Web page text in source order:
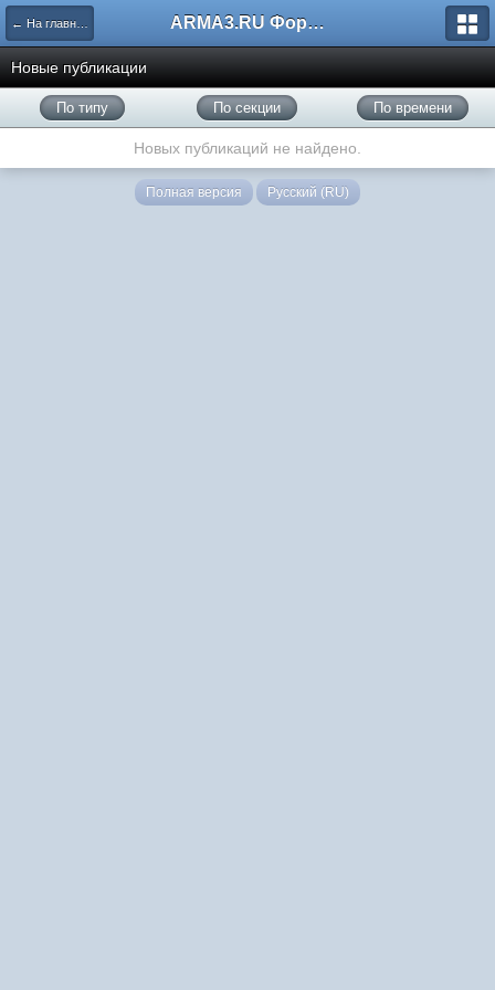
← На главную ARMA3.RU Форум
Новые публикации
По типу По секции По времени
Новых публикаций не найдено.
Полная версия Русский (RU)